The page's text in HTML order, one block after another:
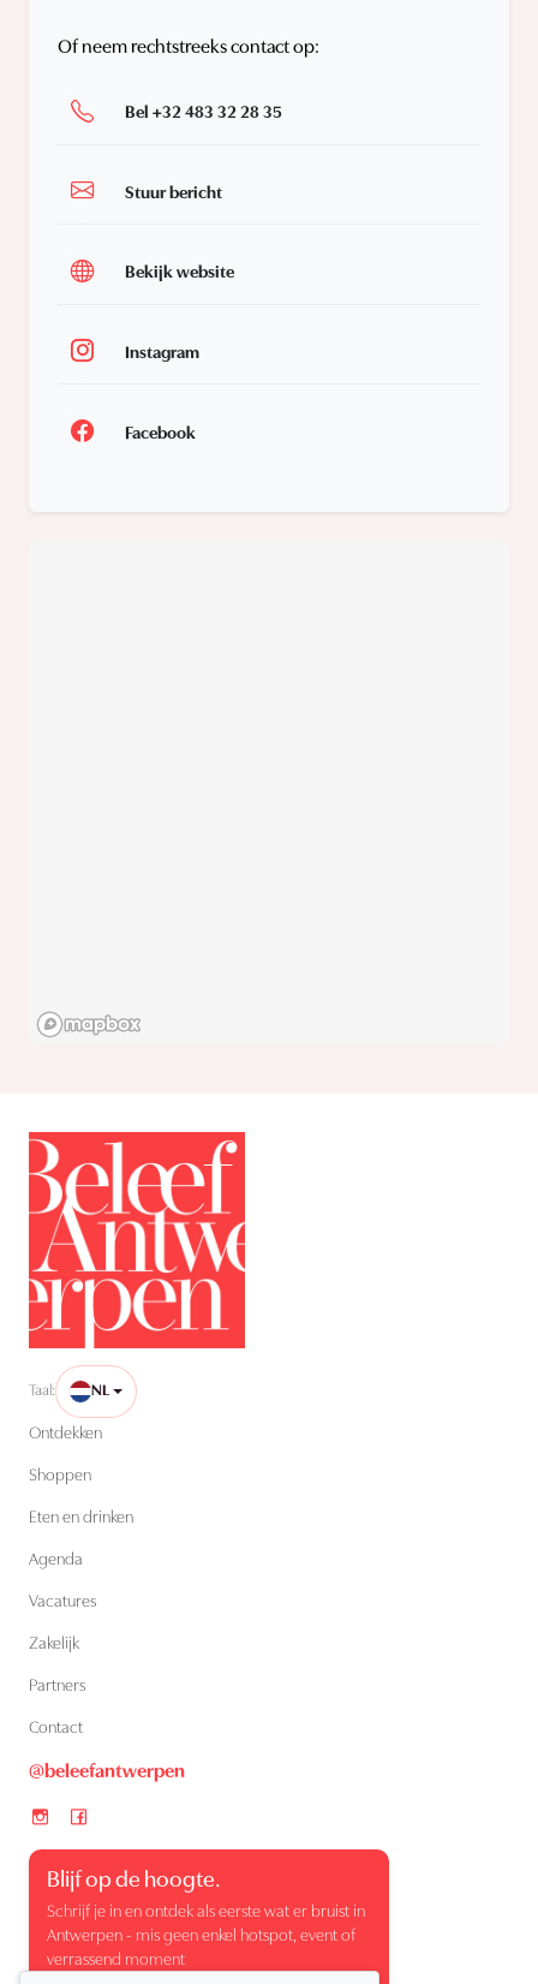
Of neem rechtstreeks contact op:
Bel +32 483 32 28 35
Stuur bericht
Bekijk website
Instagram
Facebook
Taal: NL
Ontdekken
Shoppen
Eten en drinken
Agenda
Vacatures
Zakelijk
Partners
Contact
@beleefantwerpen
Blijf op de hoogte.
Schrijf je in en ontdek als eerste wat er bruist in
Antwerpen - mis geen enkel hotspot, event of
verrassend moment